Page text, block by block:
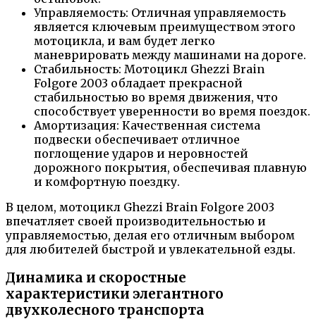
Управляемость: Отличная управляемость
является ключевым преимуществом этого
мотоцикла, и вам будет легко
маневрировать между машинами на дороге.
Стабильность: Мотоцикл Ghezzi Brain
Folgore 2003 обладает прекрасной
стабильностью во время движения, что
способствует уверенности во время поездок.
Амортизация: Качественная система
подвески обеспечивает отличное
поглощение ударов и неровностей
дорожного покрытия, обеспечивая плавную
и комфортную поездку.
В целом, мотоцикл Ghezzi Brain Folgore 2003
впечатляет своей производительностью и
управляемостью, делая его отличным выбором
для любителей быстрой и увлекательной езды.
Динамика и скоростные
характеристики элегантного
двухколесного транспорта